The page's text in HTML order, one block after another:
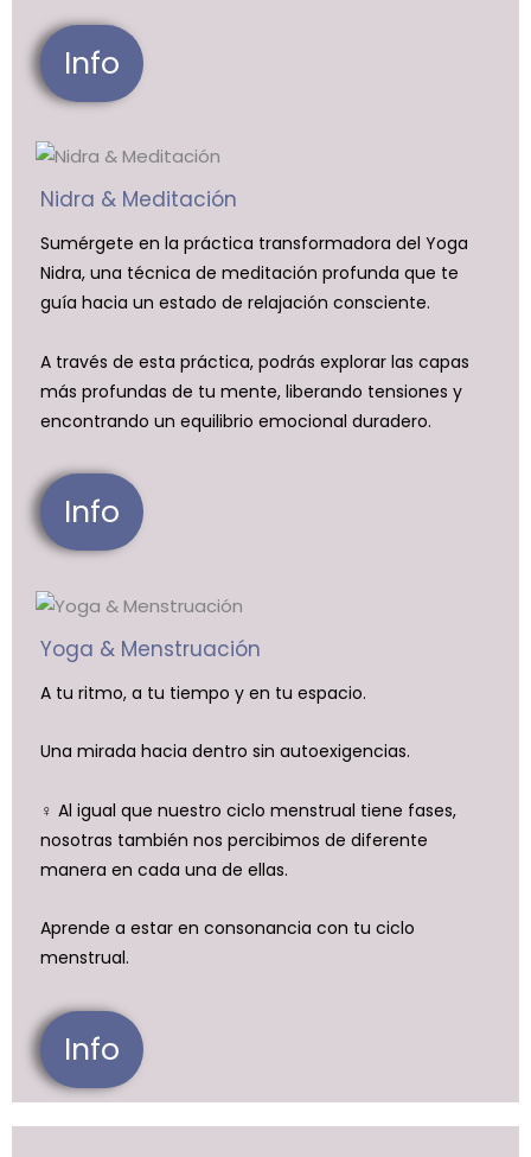
Info
Nidra & Meditación
Sumérgete en la práctica transformadora del Yoga
Nidra, una técnica de meditación profunda que te
guía hacia un estado de relajación consciente.
A través de esta práctica, podrás explorar las capas
más profundas de tu mente, liberando tensiones y
encontrando un equilibrio emocional duradero.
Info
Yoga & Menstruación
A tu ritmo, a tu tiempo y en tu espacio.
Una mirada hacia dentro sin autoexigencias.
♀️ Al igual que nuestro ciclo menstrual tiene fases,
nosotras también nos percibimos de diferente
manera en cada una de ellas.
Aprende a estar en consonancia con tu ciclo
menstrual.
Info